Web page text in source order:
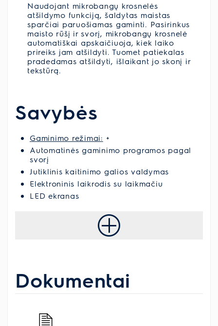
Naudojant mikrobangų krosnelės
atšildymo funkciją, šaldytas maistas
sparčiai paruošiamas gaminti. Pasirinkus
maisto rūšį ir svorį, mikrobangų krosnelė
automatiškai apskaičiuoja, kiek laiko
prireiks jam atšildyti. Tuomet patiekalas
pradedamas atšildyti, išlaikant jo skonį ir
tekstūrą.
Savybės
Gaminimo režimai: +
Automatinės gaminimo programos pagal
svorį
Jutiklinis kaitinimo galios valdymas
Elektroninis laikrodis su laikmačiu
LED ekranas
Dokumentai